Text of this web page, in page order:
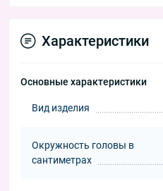
Характеристики
Основные характеристики
Вид изделия
Окружность головы в
сантиметрах